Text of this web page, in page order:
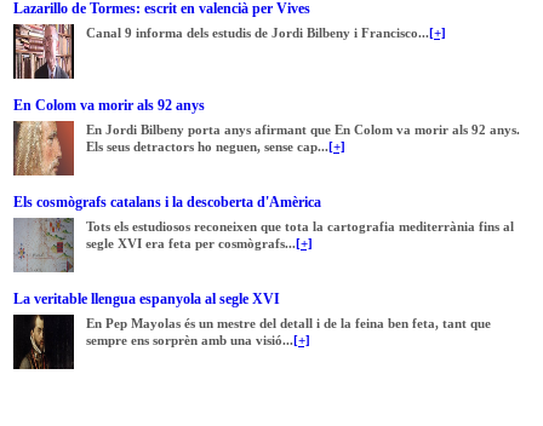
Lazarillo de Tormes: escrit en valencià per Vives
Canal 9 informa dels estudis de Jordi Bilbeny i Francisco... [+]
En Colom va morir als 92 anys
En Jordi Bilbeny porta anys afirmant que En Colom va morir als 92 anys.
Els seus detractors ho neguen, sense cap... [+]
Els cosmògrafs catalans i la descoberta d'Amèrica
Tots els estudiosos reconeixen que tota la cartografia mediterrània fins al
segle XVI era feta per cosmògrafs... [+]
La veritable llengua espanyola al segle XVI
En Pep Mayolas és un mestre del detall i de la feina ben feta, tant que
sempre ens sorprèn amb una visió... [+]